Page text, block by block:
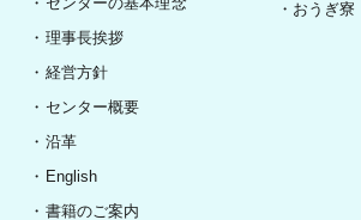
理事長挨拶
経営方針
センター概要
沿革
English
書籍のご案内
おうぎ寮